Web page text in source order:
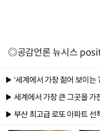
◎공감언론 뉴시스